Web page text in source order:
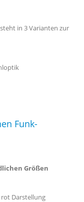
in 3 Varianten zur
Funk-
Größen
rot Darstellung